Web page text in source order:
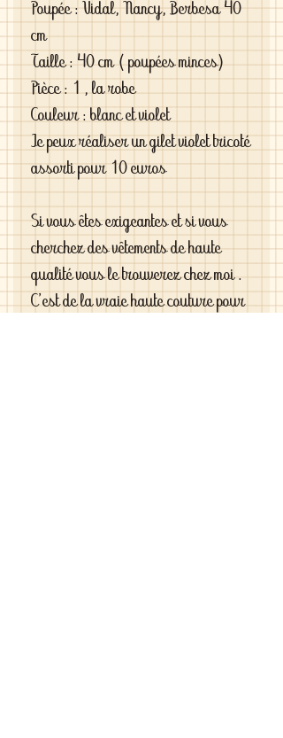
Poupée : Vidal, Nancy, Berbesa 40
cm
Taille : 40 cm ( poupées minces)
Pièce : 1 , la robe
Couleur : blanc et violet
Je peux réaliser un gilet violet tricoté
assorti pour 10 euros
Si vous êtes exigeantes et si vous
cherchez des vêtements de haute
qualité vous le trouverez chez moi .
C'est de la vraie haute couture pour